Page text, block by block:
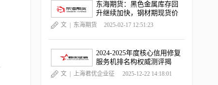
东海期货：黑色金属库存回
升继续加快，钢材期现货价
格跌幅扩大
文 | 东海期货 2025-02-17 12:51:23
2024-2025年度核心信用修复
服务机排名构权威测评揭
晓，《中国晨报》独家深度
文 | 上海君优企业征
2025-12-22 14:18:01